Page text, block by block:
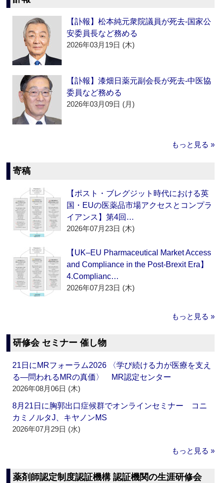
【訃報】松本純元衆院議員が死去‐国家公
安委員長など務める
2026年03月19日 (木)
【訃報】漆畑日薬元副会長が死去‐中医協
委員など務める
2026年03月09日 (月)
もっと見る »
寄稿
【ポスト・ブレグジット時代における英
国・EUの医薬品市場アクセスとコンプラ
イアンス】第4回…
2026年07月23日 (木)
【UK–EU Pharmaceutical Market Access
and Compliance in the Post-Brexit Era】
4.Complianc…
2026年07月23日 (木)
もっと見る »
研修会 セミナー 催し物
21日にMRフォーラム2026 〈学び続ける力が医療を支え
る―問われるMRの真価〉 MR認定センター
2026年08月06日 (木)
8月21日に胸郭出口症候群でオンラインセミナー コニ
カミノルタJ、キヤノンMS
2026年07月29日 (水)
もっと見る »
薬剤師認定制度認証機構 認証機関の生涯研修会